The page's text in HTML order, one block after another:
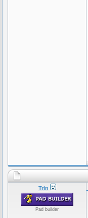
Trin
Pad builder